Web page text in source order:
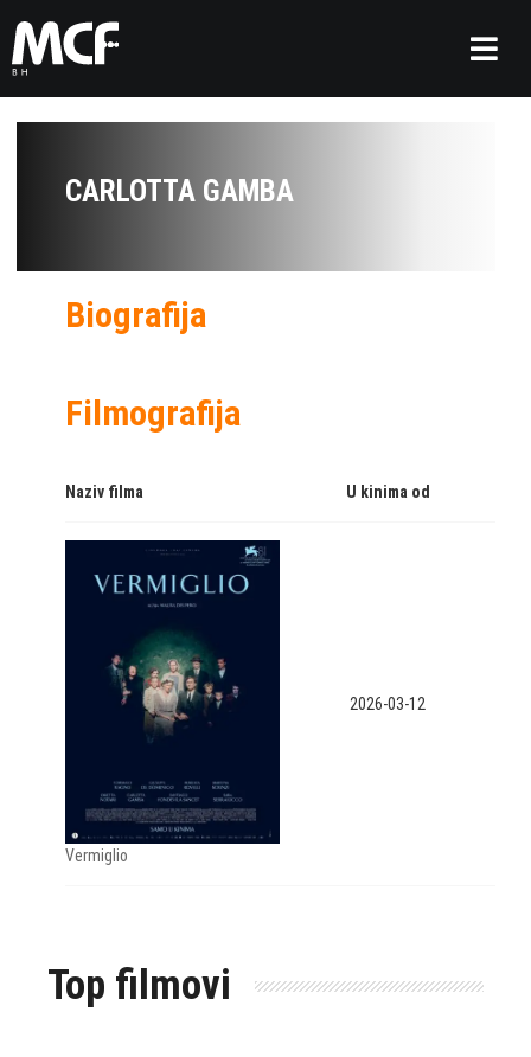
CARLOTTA GAMBA
Biografija
Filmografija
Naziv filma U kinima od
Vermiglio
2026-03-12
Top filmovi